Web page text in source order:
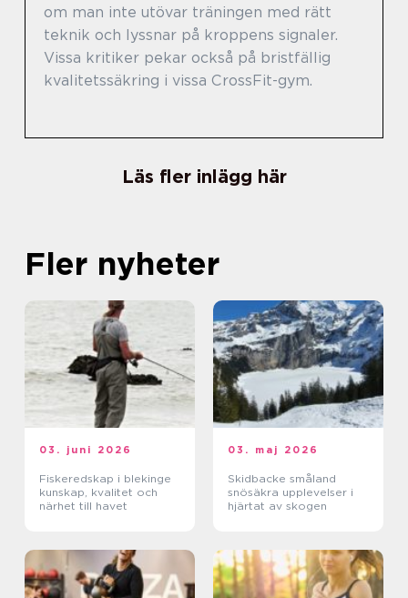
om man inte utövar träningen med rätt
teknik och lyssnar på kroppens signaler.
Vissa kritiker pekar också på bristfällig
kvalitetssäkring i vissa CrossFit-gym.
Läs fler inlägg här
Fler nyheter
03. juni 2026
Fiskeredskap i blekinge
kunskap, kvalitet och
närhet till havet
03. maj 2026
Skidbacke småland
snösäkra upplevelser i
hjärtat av skogen